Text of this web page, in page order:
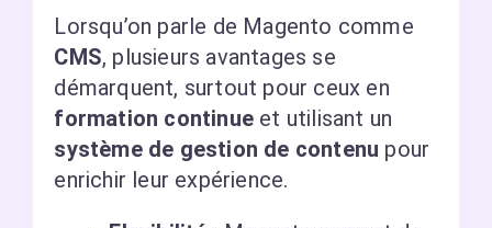
Lorsqu’on parle de Magento comme
CMS, plusieurs avantages se
démarquent, surtout pour ceux en
formation continue et utilisant un
système de gestion de contenu pour
enrichir leur expérience.